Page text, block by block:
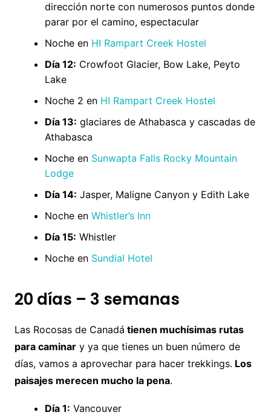
dirección norte con numerosos puntos donde
parar por el camino, espectacular
Noche en HI Rampart Creek Hostel
Día 12: Crowfoot Glacier, Bow Lake, Peyto
Lake
Noche 2 en HI Rampart Creek Hostel
Día 13: glaciares de Athabasca y cascadas de
Athabasca
Noche en Sunwapta Falls Rocky Mountain
Lodge
Día 14: Jasper, Maligne Canyon y Edith Lake
Noche en Whistler’s Inn
Día 15: Whistler
Noche en Sundial Hotel
20 días – 3 semanas
Las Rocosas de Canadá tienen muchísimas rutas
para caminary ya que tienes un buen número de
días, vamos a aprovechar para hacer trekkings. Los
paisajes merecen mucho la pena.
Día 1: Vancouver